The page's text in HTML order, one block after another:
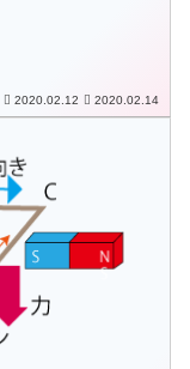
2020.02.12 2020.02.14